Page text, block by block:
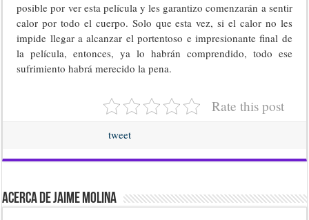
posible por ver esta película y les garantizo comenzarán a sentir
calor por todo el cuerpo. Solo que esta vez, si el calor no les
impide llegar a alcanzar el portentoso e impresionante final de
la película, entonces, ya lo habrán comprendido, todo ese
sufrimiento habrá merecido la pena.
Rate this post
tweet
Acerca de Jaime Molina